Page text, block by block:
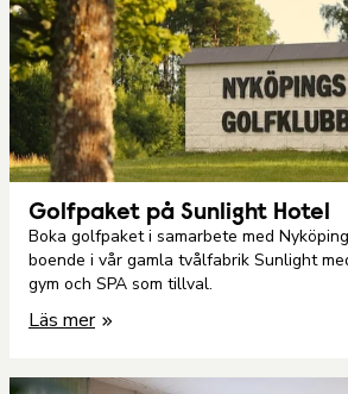
Golfpaket på Sunlight Hotel
Boka golfpaket i samarbete med
boende i vår gamla tvålfabrik Sunlight
gym och SPA som tillval.
Läs mer